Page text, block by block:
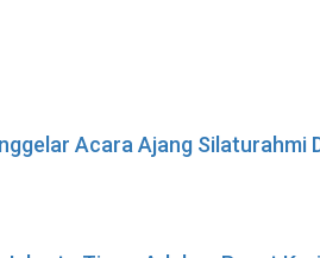
Acara Ajang Silaturahmi